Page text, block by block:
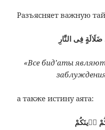
Разъясняет важную
فِى النَّارِ
«Все бид’аты
а также истину аята:
دٖينَكُمْ